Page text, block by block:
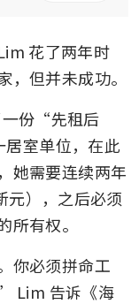
花了两年时
但并未成功。
一份“先租后
室单位，在此
她需要连续两年
元），之后必须
所有权。
你必须拼命工
Lim 告诉《海